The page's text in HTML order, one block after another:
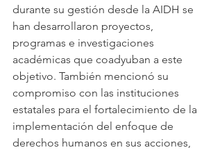
durante su gestión desde la AIDH se
han desarrollaron proyectos,
programas e investigaciones
académicas que coadyuban a este
objetivo. También mencionó su
compromiso con las instituciones
estatales para el fortalecimiento de la
implementación del enfoque de
derechos humanos en sus acciones,